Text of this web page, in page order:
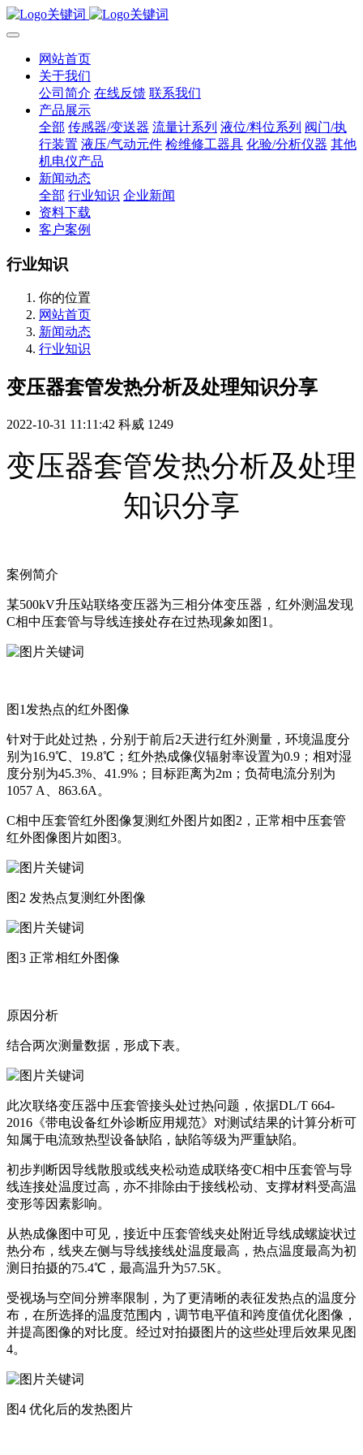
网站首页
关于我们
公司简介 在线反馈 联系我们
产品展示
全部 传感器/变送器 流量计系列 液位/料位系列 阀门/执
行装置 液压/气动元件 检维修工器具 化验/分析仪器 其他
机电仪产品
新闻动态
全部 行业知识 企业新闻
资料下载
客户案例
行业知识
你的位置
网站首页
新闻动态
行业知识
变压器套管发热分析及处理知识分享
2022-10-31 11:11:42 科威 1249
变压器套管发热分析及处理
知识分享
案例简介
某500kV升压站联络变压器为三相分体变压器，红外测温发现
C相中压套管与导线连接处存在过热现象如图1。
图1发热点的红外图像
针对于此处过热，分别于前后2天进行红外测量，环境温度分
别为16.9℃、19.8℃；红外热成像仪辐射率设置为0.9；相对湿
度分别为45.3%、41.9%；目标距离为2m；负荷电流分别为
1057 A、863.6A。
C相中压套管红外图像复测红外图片如图2，正常相中压套管
红外图像图片如图3。
图2 发热点复测红外图像
图3 正常相红外图像
原因分析
结合两次测量数据，形成下表。
此次联络变压器中压套管接头处过热问题，依据DL/T 664-
2016《带电设备红外诊断应用规范》对测试结果的计算分析可
知属于电流致热型设备缺陷，缺陷等级为严重缺陷。
初步判断因导线散股或线夹松动造成联络变C相中压套管与导
线连接处温度过高，亦不排除由于接线松动、支撑材料受高温
变形等因素影响。
从热成像图中可见，接近中压套管线夹处附近导线成螺旋状过
热分布，线夹左侧与导线接线处温度最高，热点温度最高为初
测日拍摄的75.4℃，最高温升为57.5K。
受视场与空间分辨率限制，为了更清晰的表征发热点的温度分
布，在所选择的温度范围内，调节电平值和跨度值优化图像，
并提高图像的对比度。经过对拍摄图片的这些处理后效果见图
4。
图4 优化后的发热图片